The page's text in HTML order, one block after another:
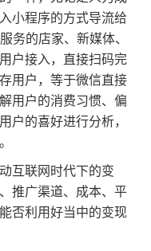
小程序的方式导流给
务的店家、新媒体、
户接入，直接扫码完
用户，等于微信直接
用户的消费习惯、偏
户的喜好进行分析，
互联网时代下的变
推广渠道、成本、平
否利用好当中的变现